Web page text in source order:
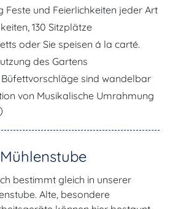
Feste und Feierlichkeiten jeder Art
130 Sitzplätze
oder Sie speisen á la carté.
des Gartens
Büfettvorschläge sind wandelbar
von Musikalische Umrahmung
bestimmt gleich in unserer
Alte, besondere